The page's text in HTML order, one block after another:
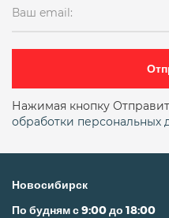
Ваш email:
Нажимая кнопку
обработки персональных
Новосибирск
По будням с 9:00 до 18:00